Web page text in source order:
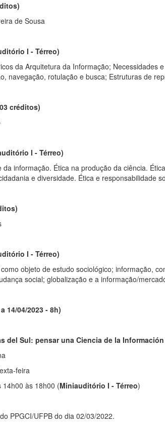
de Sousa
I - Térreo)
da Arquitetura da Informação;
navegação, rotulação e busca; Estruturas de
créditos)
I - Térreo)
da informação. Ética na produção da ciência.
e diversidade. Ética e responsabilidade
I - Térreo)
objeto de estudo sociológico; informação,
social; globalização e a informação/
14/04/2023 - 8h)
del Sul: pensar una Ciencia de la
feira
às 18h00 (Miniauditório I - Térreo)
PPGCI/UFPB do dia 02/03/2022.